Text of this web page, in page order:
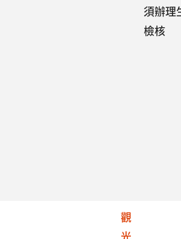
須辦理
檢核
觀